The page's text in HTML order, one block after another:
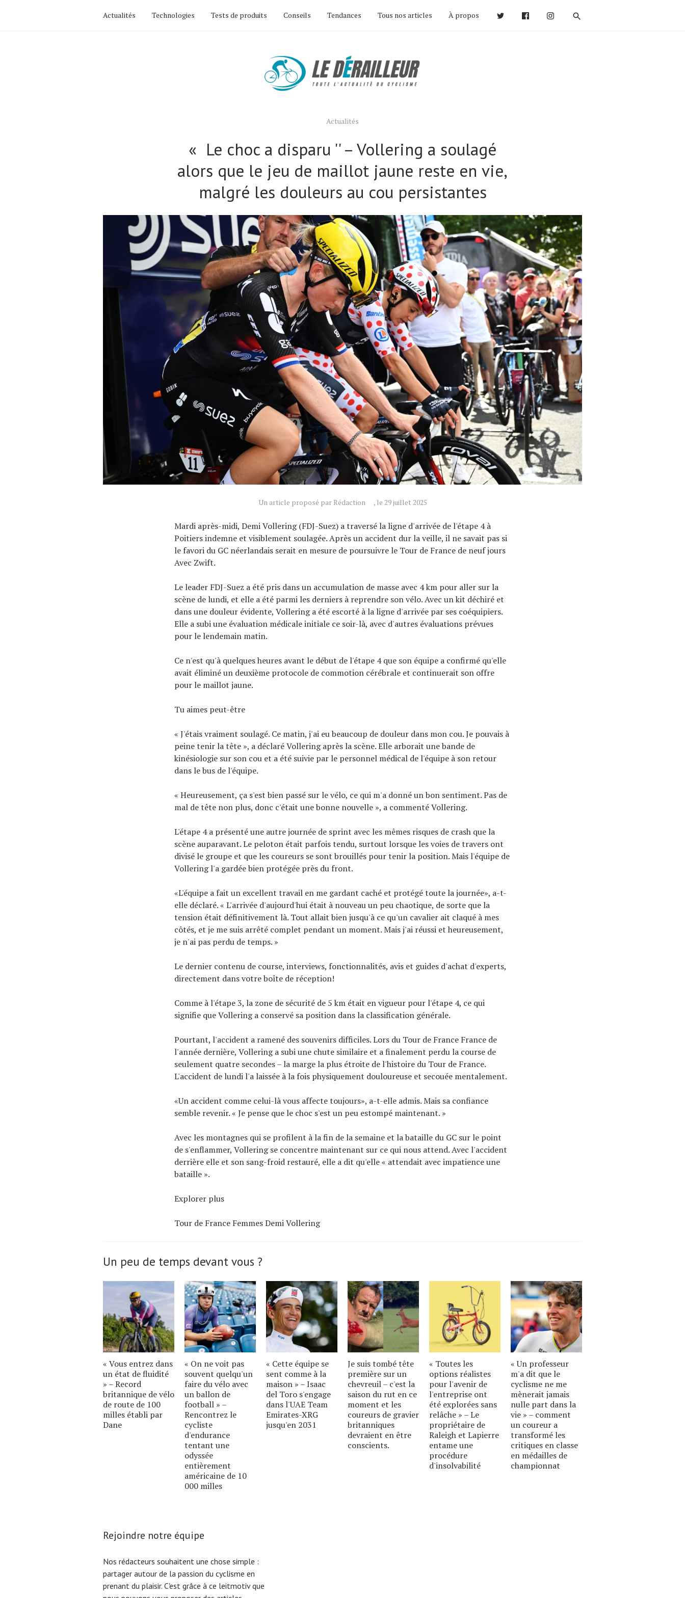
Actualités Technologies Tests de produits Conseils Tendances Tous nos articles À propos
Actualités
« Le choc a disparu '' – Vollering a soulagé
alors que le jeu de maillot jaune reste en vie,
malgré les douleurs au cou persistantes
Un article proposé par Rédaction , le 29 juillet 2025
Mardi après-midi, Demi Vollering (FDJ-Suez) a traversé la ligne d'arrivée de l'étape 4 à
Poitiers indemne et visiblement soulagée. Après un accident dur la veille, il ne savait pas si
le favori du GC néerlandais serait en mesure de poursuivre le Tour de France de neuf jours
Avec Zwift.
Le leader FDJ-Suez a été pris dans un accumulation de masse avec 4 km pour aller sur la
scène de lundi, et elle a été parmi les derniers à reprendre son vélo. Avec un kit déchiré et
dans une douleur évidente, Vollering a été escorté à la ligne d'arrivée par ses coéquipiers.
Elle a subi une évaluation médicale initiale ce soir-là, avec d'autres évaluations prévues
pour le lendemain matin.
Ce n'est qu'à quelques heures avant le début de l'étape 4 que son équipe a confirmé qu'elle
avait éliminé un deuxième protocole de commotion cérébrale et continuerait son offre
pour le maillot jaune.
Tu aimes peut-être
« J'étais vraiment soulagé. Ce matin, j'ai eu beaucoup de douleur dans mon cou. Je pouvais à
peine tenir la tête », a déclaré Vollering après la scène. Elle arborait une bande de
kinésiologie sur son cou et a été suivie par le personnel médical de l'équipe à son retour
dans le bus de l'équipe.
« Heureusement, ça s'est bien passé sur le vélo, ce qui m'a donné un bon sentiment. Pas de
mal de tête non plus, donc c'était une bonne nouvelle », a commenté Vollering.
L'étape 4 a présenté une autre journée de sprint avec les mêmes risques de crash que la
scène auparavant. Le peloton était parfois tendu, surtout lorsque les voies de travers ont
divisé le groupe et que les coureurs se sont brouillés pour tenir la position. Mais l'équipe de
Vollering l'a gardée bien protégée près du front.
«L'équipe a fait un excellent travail en me gardant caché et protégé toute la journée», a-t-
elle déclaré. « L'arrivée d'aujourd'hui était à nouveau un peu chaotique, de sorte que la
tension était définitivement là. Tout allait bien jusqu'à ce qu'un cavalier ait claqué à mes
côtés, et je me suis arrêté complet pendant un moment. Mais j'ai réussi et heureusement,
je n'ai pas perdu de temps. »
Le dernier contenu de course, interviews, fonctionnalités, avis et guides d'achat d'experts,
directement dans votre boîte de réception!
Comme à l'étape 3, la zone de sécurité de 5 km était en vigueur pour l'étape 4, ce qui
signifie que Vollering a conservé sa position dans la classification générale.
Pourtant, l'accident a ramené des souvenirs difficiles. Lors du Tour de France France de
l'année dernière, Vollering a subi une chute similaire et a finalement perdu la course de
seulement quatre secondes – la marge la plus étroite de l'histoire du Tour de France.
L'accident de lundi l'a laissée à la fois physiquement douloureuse et secouée mentalement.
«Un accident comme celui-là vous affecte toujours», a-t-elle admis. Mais sa confiance
semble revenir. « Je pense que le choc s'est un peu estompé maintenant. »
Avec les montagnes qui se profilent à la fin de la semaine et la bataille du GC sur le point
de s'enflammer, Vollering se concentre maintenant sur ce qui nous attend. Avec l'accident
derrière elle et son sang-froid restauré, elle a dit qu'elle « attendait avec impatience une
bataille ».
Explorer plus
Tour de France Femmes Demi Vollering
Un peu de temps devant vous ?
« Vous entrez dans
un état de fluidité
» – Record
britannique de vélo
de route de 100
milles établi par
Dane
« On ne voit pas
souvent quelqu'un
faire du vélo avec
un ballon de
football » –
Rencontrez le
cycliste
d'endurance
tentant une
odyssée
entièrement
américaine de 10
000 milles
« Cette équipe se
sent comme à la
maison » – Isaac
del Toro s'engage
dans l'UAE Team
Emirates-XRG
jusqu'en 2031
Je suis tombé tête
première sur un
chevreuil – c'est la
saison du rut en ce
moment et les
coureurs de gravier
britanniques
devraient en être
conscients.
« Toutes les
options réalistes
pour l'avenir de
l'entreprise ont
été explorées sans
relâche » – Le
propriétaire de
Raleigh et Lapierre
entame une
procédure
d'insolvabilité
« Un professeur
m'a dit que le
cyclisme ne me
mènerait jamais
nulle part dans la
vie » – comment
un coureur a
transformé les
critiques en classe
en médailles de
championnat
Rejoindre notre équipe
Nos rédacteurs souhaitent une chose simple :
partager autour de la passion du cyclisme en
prenant du plaisir. C'est grâce à ce leitmotiv que